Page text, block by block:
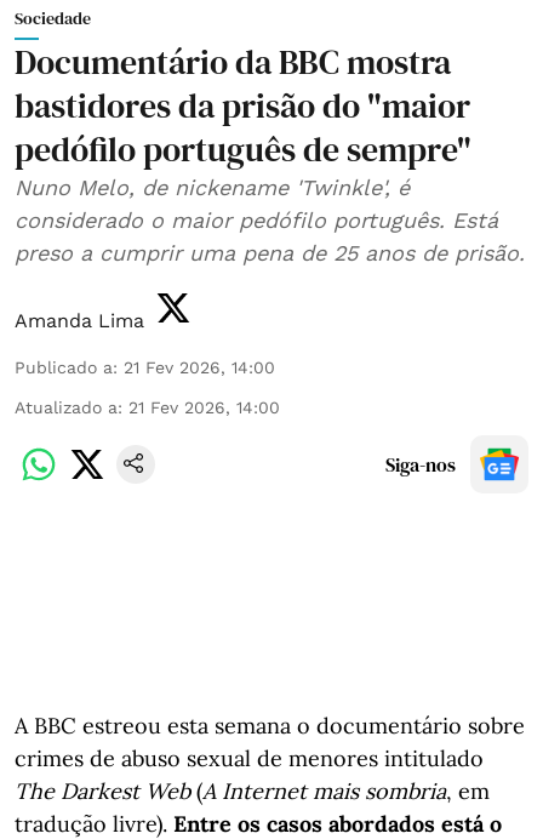
Sociedade
Documentário da BBC mostra
bastidores da prisão do "maior
pedófilo português de sempre"
Nuno Melo, de nickename 'Twinkle', é
considerado o maior pedófilo português. Está
preso a cumprir uma pena de 25 anos de prisão.
Amanda Lima
Publicado a: 21 Fev 2026, 14:00
Atualizado a: 21 Fev 2026, 14:00
Siga-nos
A BBC estreou esta semana o documentário sobre
crimes de abuso sexual de menores intitulado
The Darkest Web(A Internet mais sombria, em
tradução livre). Entre os casos abordados está o